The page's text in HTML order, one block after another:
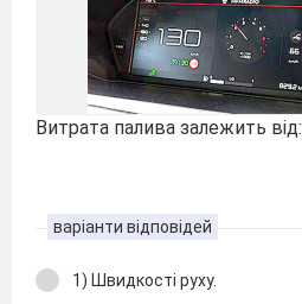
Витрата палива залежить від:
варіанти відповідей
1) Швидкості руху.